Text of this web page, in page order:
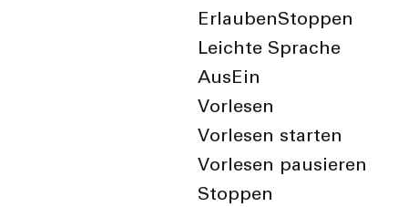
ErlaubenStoppen
Leichte Sprache
Aus Ein
Vorlesen
Vorlesen starten
Vorlesen pausieren
Stoppen
Abfallmarken Contai
,Abfall­beratung,
Abwasser­
Anpassung Zufahrt Priv